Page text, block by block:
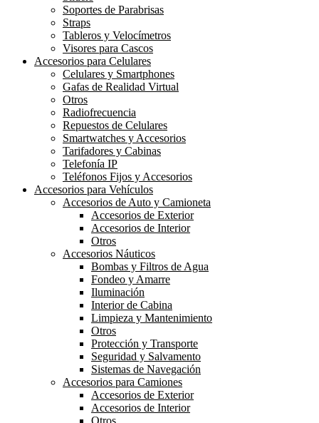
Soportes de Parabrisas
Straps
Tableros y Velocímetros
Visores para Cascos
Accesorios para Celulares
Celulares y Smartphones
Gafas de Realidad Virtual
Otros
Radiofrecuencia
Repuestos de Celulares
Smartwatches y Accesorios
Tarifadores y Cabinas
Telefonía IP
Teléfonos Fijos y Accesorios
Accesorios para Vehículos
Accesorios de Auto y Camioneta
Accesorios de Exterior
Accesorios de Interior
Otros
Accesorios Náuticos
Bombas y Filtros de Agua
Fondeo y Amarre
Iluminación
Interior de Cabina
Limpieza y Mantenimiento
Otros
Protección y Transporte
Seguridad y Salvamento
Sistemas de Navegación
Accesorios para Camiones
Accesorios de Exterior
Accesorios de Interior
Otros